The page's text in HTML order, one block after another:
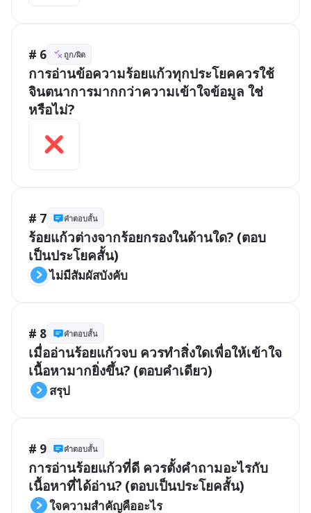
# 6 ถูก/ผิด
การอ่านข้อความร้อยแก้วทุกประโยคควรใช้
จินตนาการมากกว่าความเข้าใจข้อมูล ใช่
หรือไม่?
# 7 คำตอบสั้น
ร้อยแก้วต่างจากร้อยกรองในด้านใด? (ตอบ
เป็นประโยคสั้น)
ไม่มีสัมผัสบังคับ
# 8 คำตอบสั้น
เมื่ออ่านร้อยแก้วจบ ควรทำสิ่งใดเพื่อให้เข้าใจ
เนื้อหามากยิ่งขึ้น? (ตอบคำเดียว)
สรุป
# 9 คำตอบสั้น
การอ่านร้อยแก้วที่ดี ควรตั้งคำถามอะไรกับ
เนื้อหาที่ได้อ่าน? (ตอบเป็นประโยคสั้น)
ใจความสำคัญคืออะไร